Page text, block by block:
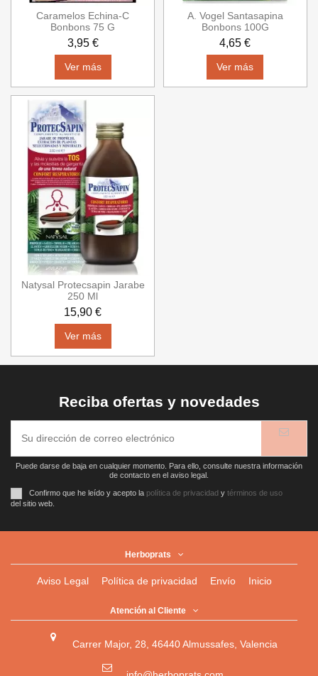
Caramelos Echina-C
Bonbons 75 G
3,95 €
Ver más
A. Vogel Santasapina
Bonbons 100G
4,65 €
Ver más
Natysal Protecsapin Jarabe
250 Ml
15,90 €
Ver más
Reciba ofertas y novedades
Puede darse de baja en cualquier momento. Para ello, consulte nuestra información
de contacto en el aviso legal.
Confirmo que he leído y acepto la política de privacidad y términos de uso
del sitio web.
Herboprats
Aviso Legal Política de privacidad Envío Inicio
Atención al Cliente
Carrer Major, 28, 46440 Almussafes, Valencia